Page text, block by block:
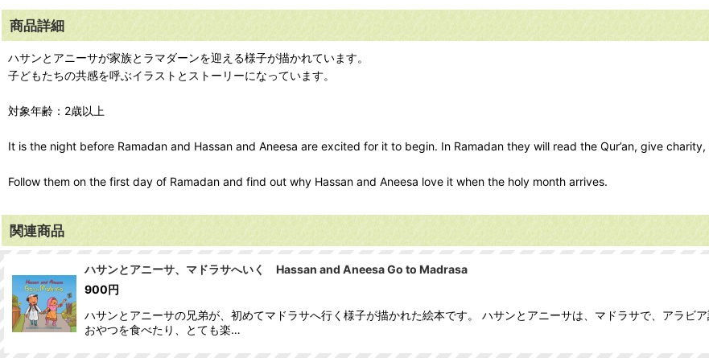
商品詳細
ハサンとアニーサが家族とラマダーンを迎える様子が描かれています。
子どもたちの共感を呼ぶイラストとストーリーになっています。
対象年齢：2歳以上
It is the night before Ramadan and Hassan and Aneesa are excited for it to begin. In Ramadan they will read the Qur’an, give
Follow them on the first day of Ramadan and find out why Hassan and Aneesa love it when the holy month arrives.
関連商品
ハサンとアニーサ、マドラサへいく Hassan and Aneesa Go to Madrasa
900円
ハサンとアニーサの兄弟が、初めてマドラサへ行く様子が描かれた絵本です。 ハサンとアニーサは、マドラサで、アラビ
おやつを食べたり、とても楽…